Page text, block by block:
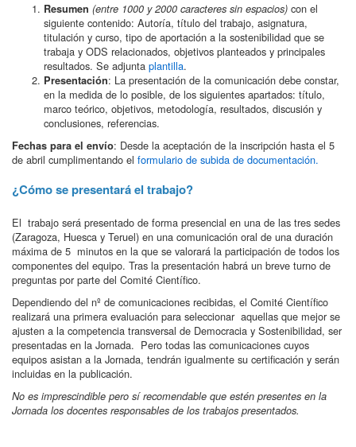
Resumen (entre 1000 y 2000 caracteres sin espacios) con el
siguiente contenido: Autoría, título del trabajo, asignatura,
titulación y curso, tipo de aportación a la sostenibilidad que se
trabaja y ODS relacionados, objetivos planteados y principales
resultados. Se adjunta plantilla.
Presentación: La presentación de la comunicación debe constar,
en la medida de lo posible, de los siguientes apartados: título,
marco teórico, objetivos, metodología, resultados, discusión y
conclusiones, referencias.
Fechas para el envío: Desde la aceptación de la inscripción hasta el 5
de abril cumplimentando el formulario de subida de documentación.
¿Cómo se presentará el trabajo?
El trabajo será presentado de forma presencial en una de las tres sedes
(Zaragoza, Huesca y Teruel) en una comunicación oral de una duración
máxima de 5 minutos en la que se valorará la participación de todos los
componentes del equipo. Tras la presentación habrá un breve turno de
preguntas por parte del Comité Científico.
Dependiendo del nº de comunicaciones recibidas, el Comité Científico
realizará una primera evaluación para seleccionar aquellas que mejor se
ajusten a la competencia transversal de Democracia y Sostenibilidad, ser
presentadas en la Jornada. Pero todas las comunicaciones cuyos
equipos asistan a la Jornada, tendrán igualmente su certificación y serán
incluidas en la publicación.
No es imprescindible pero sí recomendable que estén presentes en la
Jornada los docentes responsables de los trabajos presentados.